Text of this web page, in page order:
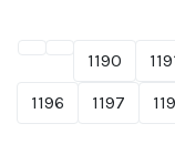
1190
1196
1197